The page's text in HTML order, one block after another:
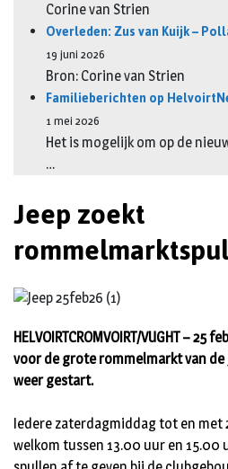
Corine van Strien
Overleden: Zus van Kuijk –
19 juni 2026
Bron: Corine van Strien
Familieberichten op
1 mei 2026
Het is mogelijk om op de
…
Jeep zoekt
HELVOIRTCROMVOIRT/VUGHT –
voor de grote rommelmarkt van
weer gestart.
Iedere zaterdagmiddag tot en met
welkom tussen 13.00 uur en 15.00